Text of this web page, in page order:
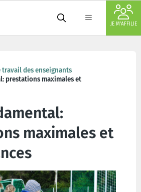
JE M'AFFILIE
travail des enseignants
prestations maximales et
maximales et